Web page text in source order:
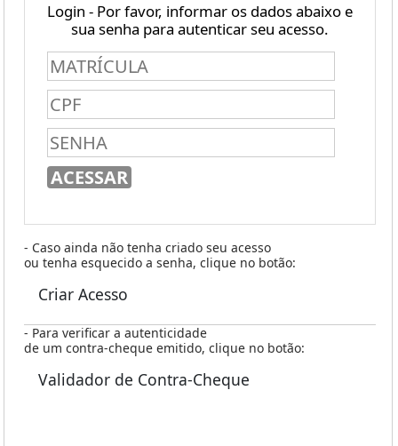
Login - Por favor, informar os dados abaixo e
sua senha para autenticar seu acesso.
- Caso ainda não tenha criado seu acesso
ou tenha esquecido a senha, clique no botão:
Criar Acesso
- Para verificar a autenticidade
de um contra-cheque emitido, clique no botão:
Validador de Contra-Cheque